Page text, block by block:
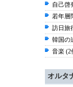
自己啓
若年層
訪日旅
韓国の
音楽 (2
オルタ